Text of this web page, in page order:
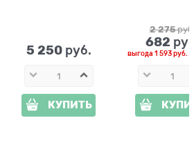
5 250 руб.
КУПИТЬ
2 275
682
выгода1 593 руб.